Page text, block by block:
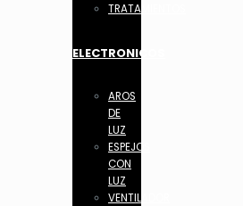
TRATAMIENTOS
ELECTRONICOS
AROS
DE
LUZ
ESPEJOS
CON
LUZ
VENTILADOR